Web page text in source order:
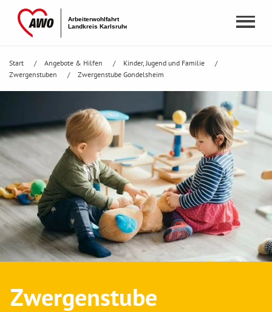
Start Angebote & Hilfen
Kinder, Jugend und Familie
Zwergenstuben
Zwergenstube Gondelsheim
Zwergenstube